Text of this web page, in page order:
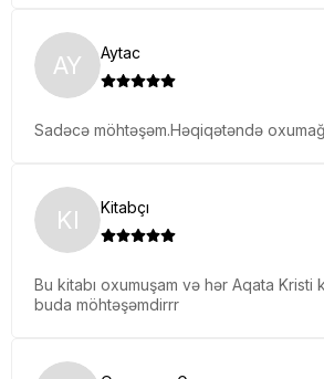
AY Aytac
Sadəcə möhtəşəm.Həqiqətəndə
KI Kitabçı
Bu kitabı oxumuşam və hər Aqata Kristi
buda möhtəşəmdirrr